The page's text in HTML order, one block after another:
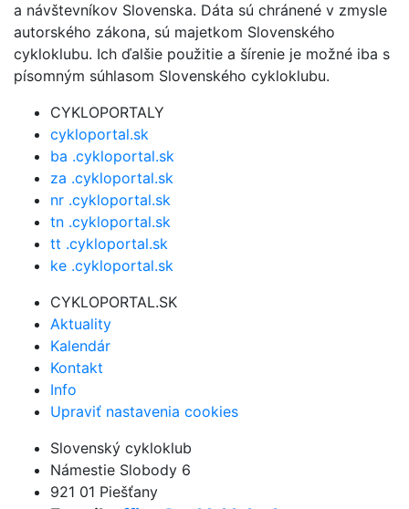
a návštevníkov Slovenska. Dáta sú chránené v zmysle
autorského zákona, sú majetkom Slovenského
cykloklubu. Ich ďalšie použitie a šírenie je možné iba s
písomným súhlasom Slovenského cykloklubu.
CYKLOPORTALY
cykloportal.sk
ba .cykloportal.sk
za .cykloportal.sk
nr .cykloportal.sk
tn .cykloportal.sk
tt .cykloportal.sk
ke .cykloportal.sk
CYKLOPORTAL.SK
Aktuality
Kalendár
Kontakt
Info
Upraviť nastavenia cookies
Slovenský cykloklub
Námestie Slobody 6
921 01 Piešťany